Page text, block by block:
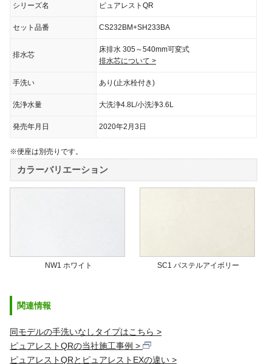
シリーズ名 ピュアレストQR
セット品番 CS232BM+SH233BA
排水芯
床排水 305～540mm可変式
排水芯について >
手洗い あり(止水栓付き)
洗浄水量 大洗浄4.8L/小洗浄3.6L
発売年月日 2020年2月3日
※便座は別売りです。
カラーバリエーション
NW1 ホワイト SC1 パステルアイボリー
関連情報
同モデルの手洗いなしタイプはこちら
ピュアレストQRの当社施工事例
ピュアレストQRとピュアレストEXの違い